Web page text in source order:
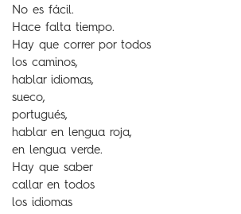
No es fácil.
Hace falta tiempo.
Hay que correr por todos
los caminos,
hablar idiomas,
sueco,
portugués,
hablar en lengua roja,
en lengua verde.
Hay que saber
callar en todos
los idiomas